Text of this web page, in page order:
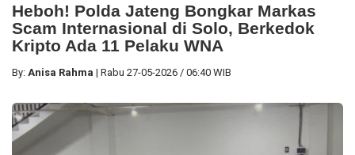
Heboh! Polda Jateng Bongkar Markas
Scam Internasional di Solo, Berkedok
Kripto Ada 11 Pelaku WNA
By: Anisa Rahma | Rabu 27-05-2026 / 06:40 WIB